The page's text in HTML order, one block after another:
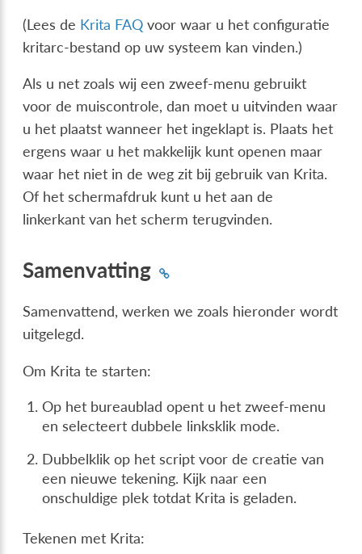
(Lees de Krita FAQ voor waar u het configuratie
kritarc-bestand op uw systeem kan vinden.)
Als u net zoals wij een zweef-menu gebruikt
voor de muiscontrole, dan moet u uitvinden waar
u het plaatst wanneer het ingeklapt is. Plaats het
ergens waar u het makkelijk kunt openen maar
waar het niet in de weg zit bij gebruik van Krita.
Of het schermafdruk kunt u het aan de
linkerkant van het scherm terugvinden.
Samenvatting
Samenvattend, werken we zoals hieronder wordt
uitgelegd.
Om Krita te starten:
Op het bureaublad opent u het zweef-menu
en selecteert dubbele linksklik mode.
Dubbelklik op het script voor de creatie van
een nieuwe tekening. Kijk naar een
onschuldige plek totdat Krita is geladen.
Tekenen met Krita: